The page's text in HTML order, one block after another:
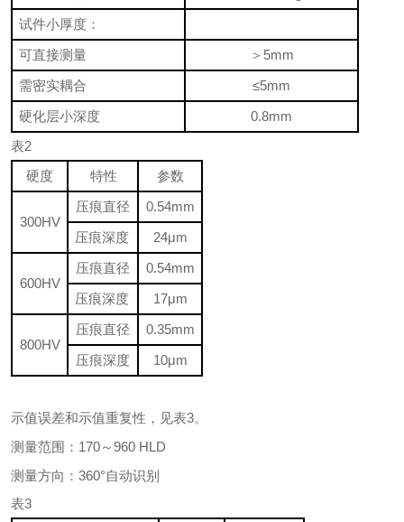
试件小厚度：
可直接测量
＞5mm
需密实耦合
≤5mm
硬化层小深度
0.8mm
表2
硬度
特性 参数
300HV
压痕直径
0.54mm
压痕深度
24μm
600HV
压痕直径
0.54mm
压痕深度
17μm
800HV
压痕直径
0.35mm
压痕深度
10μm
示值误差和示值重复性，见表3。
测量范围：170～960 HLD
测量方向：360°自动识别
表3